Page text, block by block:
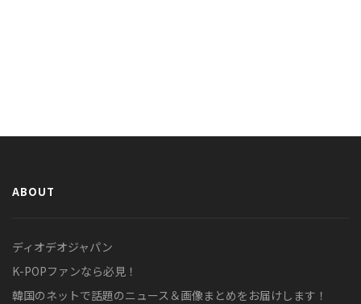
ABOUT
ディオデオジャパン
K-POPファンなら必見！
韓国のネットで話題のニュース＆画像まとめをお届けします！